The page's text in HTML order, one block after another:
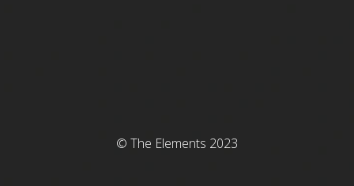
© The Elements 2023